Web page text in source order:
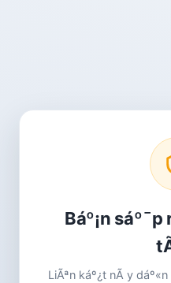
Báº¡n sáº¯p
LiÃªn káº¿t nÃ y